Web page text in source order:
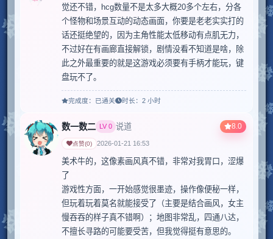
觉还不错，hcg数量不是太多大概20多个左右，分各
个怪物和场景互动的动态画面，你要是老老实实打的
话还挺绝望的，因为主角性能太低移动有点肌无力，
不过好在有画廊直接解锁，剧情没看不知道是啥，除
此之外最重要的就是这游戏必须要有手柄才能玩，键
完成度： 已通关 时长： 2 小时
8.0
数一数二 LV0 说道
点赞(0) 2026-01-21 16:53
美术牛的，这像素画风真不错，非常对我胃口，涩爆
了
游戏性方面，一开始感觉很墨迹，操作像便秘一样，
但玩着玩着莫名就能接受了（主要是结合画风，女主
慢吞吞的样子真不错啊）；地图非常乱，四通八达，
不擅长寻路的可能要受苦，但我觉得挺有意思的。